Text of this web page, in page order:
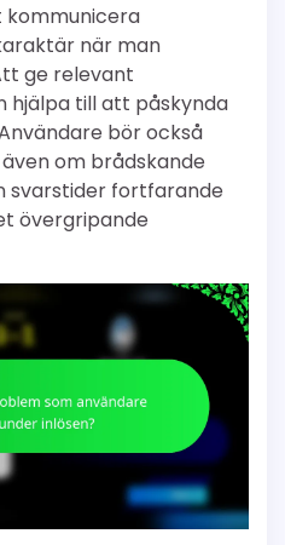
när man
ge relevant
hjälpa till att påskynda
bör också
om brådskande
svarstider fortfarande
övergripande